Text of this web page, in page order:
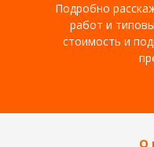
Подробно
работ и
стоимость и
О